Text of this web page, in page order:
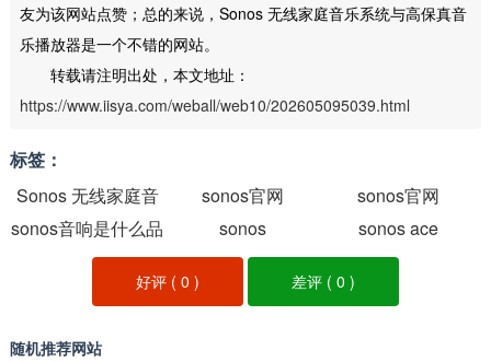
友为该网站点赞；总的来说，Sonos 无线家庭音乐系统与高保真音
乐播放器是一个不错的网站。
转载请注明出处，本文地址：
https://www.iisya.com/weball/web10/202605095039.html
标签：
Sonos 无线家庭音
乐系统与高保真音
乐播放器
sonos官网
sonos官网
sonos音响是什么品
牌
sonos sonos ace
好评 (0 ) 差评 ( 0 )
随机推荐网站